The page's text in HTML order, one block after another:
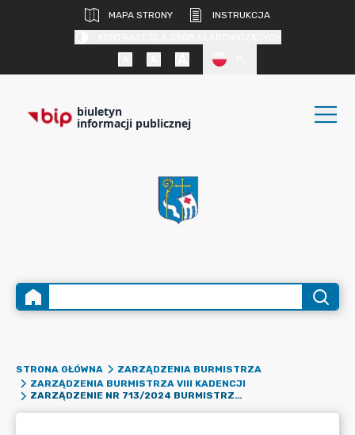
MAPA STRONY
INSTRUKCJA
biuletyn
informacji publicznej
STRONA GŁÓWNA
ZARZĄDZENIA BURMISTRZA
ZARZĄDZENIA BURMISTRZA VIII KADENCJI
ZARZĄDZENIE NR 713/2024 BURMISTRZA MIASTA PUŁTUSK Z DNIA 28 LUTEGO 2024 R. W SPRAWIE OGŁOSZENIA OTWARTEGO KONKURSU OFERT NA REALIZACJĘ ZADAŃ PUBLICZNYCH GMINY PUŁTUSK NA ROK 2024 Z ZAKRESU KRAJOZNAWSTWA I WYPOCZYNKU DZIECI I MŁODZIEŻY ORAZ RATOWNICTWA I OCHRONY LUDNOŚCI